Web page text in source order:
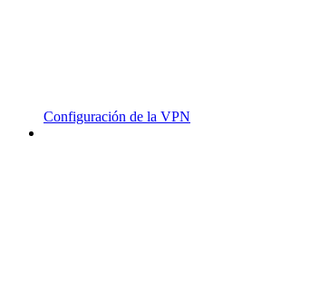
Configuración de la VPN